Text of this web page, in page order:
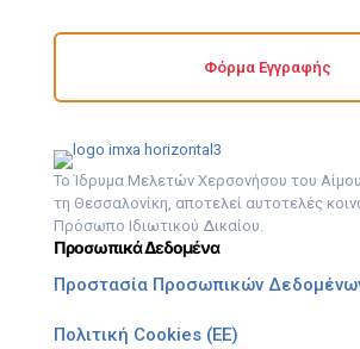
Φόρμα Εγγραφής
Το Ίδρυμα Μελετών Χερσονήσου του
τη Θεσσαλονίκη, αποτελεί αυτοτελές
Πρόσωπο Ιδιωτικού Δικαίου.
Προσωπικά Δεδομένα
Προστασία Προσωπικών
Πολιτική Cookies (ΕΕ)